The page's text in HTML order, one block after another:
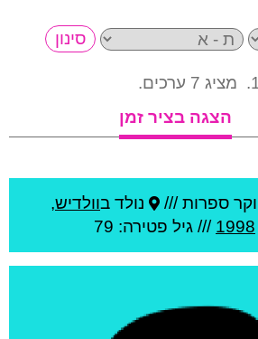
מציג 7 ערכים.
הצגה בציר זמן
ספרות /// נולד בוולדיש,
1998 /// גיל פטירה: 79